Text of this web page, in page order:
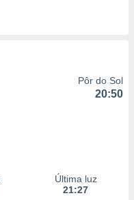
Pôr do Sol
20:50
Última luz
21:27